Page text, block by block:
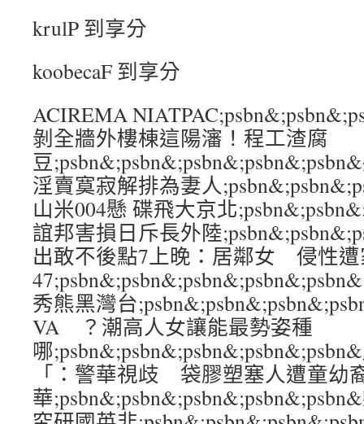
krulP 到享分
koobecaF 到享分
ACIREMA
剝全牆外樓棟這陽瀋！程工渣腐
豆
淫賣寞寂解排為妻人
山米004懸 碟飛大京北
誼邦害損日斥長外陸
出敢不後點7上晚：居鄰女 侵性
秀熊黑灣台
VA ？潮高人女讓能最勢姿種
哪
「：警華視歧 袋膠塑塞人遭童幼
華